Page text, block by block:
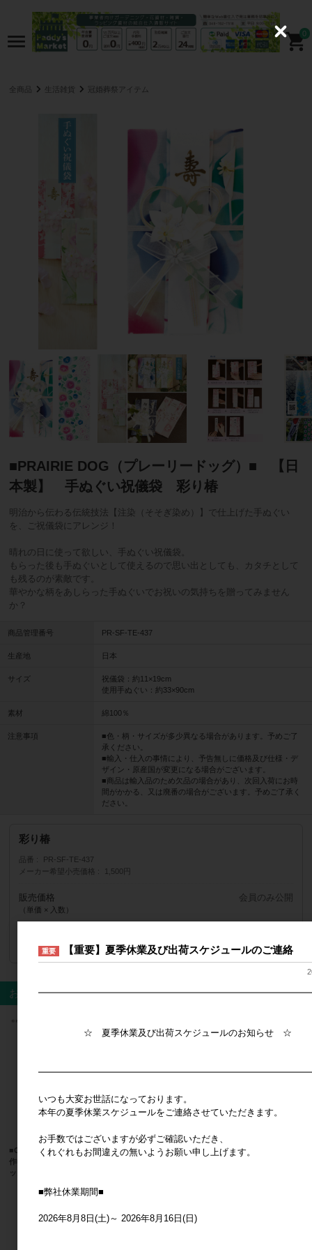
0
全商品 生活雑貨 冠婚葬祭アイテム
■PRAIRIE DOG（プレーリードッグ）■ 【日
本製】 手ぬぐい祝儀袋 彩り椿
明治から伝わる伝統技法【注染（そそぎ染め）】で仕上げた手ぬぐい
を、ご祝儀袋にアレンジ！
晴れの日に使って欲しい、手ぬぐい祝儀袋。
もらった後も手ぬぐいとして使えるので思い出としても、カタチとして
も残るのが素敵です。
華やかな柄をあしらった手ぬぐいでお祝いの気持ちを贈ってみません
か？
商品管理番号 PR-SF-TE-437
生産地 日本
サイズ
祝儀袋：約11×19cm
使用手ぬぐい：約33×90cm
素材 綿100％
注意事項
■色・柄・サイズが多少異なる場合があります。予めご了
承ください。
■輸入・仕入の事情により、予告無しに価格及び仕様・デ
ザイン・原産国が変更になる場合がございます。
■商品は輸入品のため欠品の場合があり、次回入荷にお時
間がかかる、又は廃番の場合がございます。予めご了承く
ださい。
彩り椿
品番
PR-SF-TE-437
メーカー希望小売価格
1,500円
販売価格
（単価 × 入数）
会員のみ公開
ログインしてください
おすすめ商品
■CRUX(クラックス)■■2026SS 新
作■ サンリオ もちプニュ～ステ
ッカー マイメロディ
メーカー希望小売価格
■湘南インターナショナル■ スクイ
すべてのおすすめ商品を見る
重要 【重要】夏季休業及び出荷スケジュールのご連絡
☆ 夏季休業及び出荷スケジュールのお知らせ ☆
いつも大変お世話になっております。
本年の夏季休業スケジュールをご連絡させていただきます。
お手数ではございますが必ずご確認いただき、
くれぐれもお間違えの無いようお願い申し上げます。
■弊社休業期間■
2026年8月8日(土)～ 2026年8月16日(日)
C